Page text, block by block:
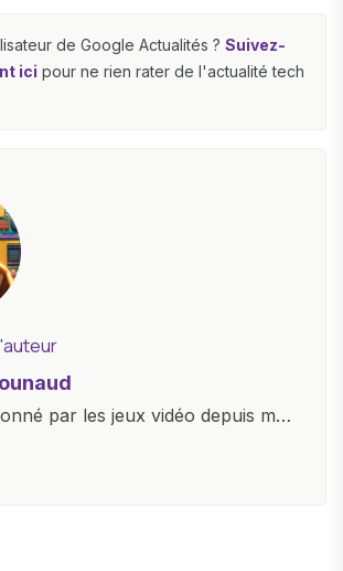
de Google Actualités ? Suivez-
ici pour ne rien rater de l'actualité tech
par les jeux vidéo depuis mon
Mon amour pour l'univers